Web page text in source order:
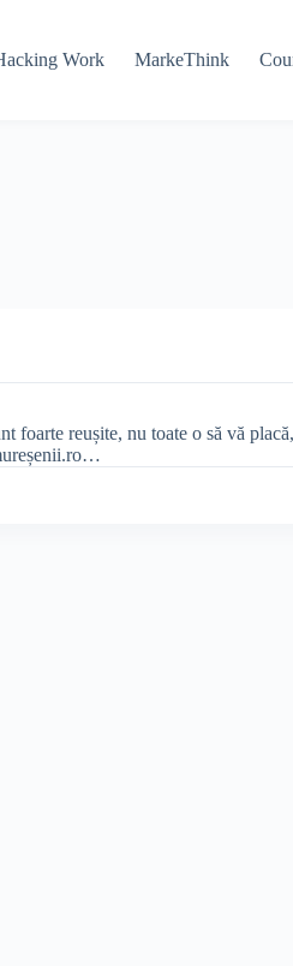
Work MarkeThink
foarte reușite, nu toate o să vă